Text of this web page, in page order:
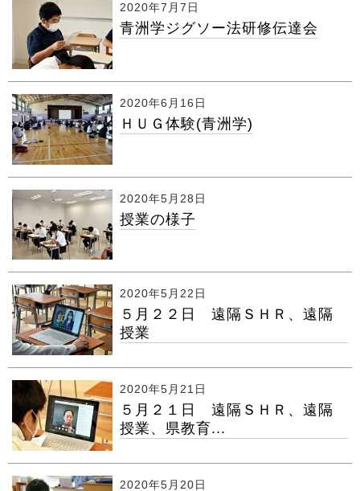
2020年7月7日
青洲学ジグソー法研修伝達会
2020年6月16日
ＨＵＧ体験(青洲学)
2020年5月28日
授業の様子
2020年5月22日
５月２２日 遠隔ＳＨＲ、遠隔
授業
2020年5月21日
５月２１日 遠隔ＳＨＲ、遠隔
授業、県教育...
2020年5月20日